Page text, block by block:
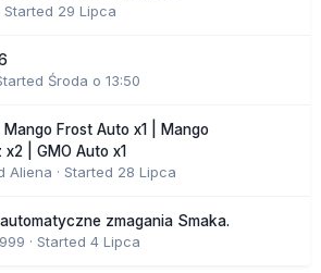
Started 29 Lipca
Środa o 13:50
Frost Auto x1 | Mango
| GMO Auto x1
Aliena · Started 28 Lipca
zmagania Smaka.
· Started 4 Lipca